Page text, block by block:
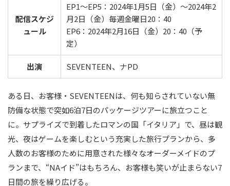
配信スケジ
ュール
EP1～EP5：2024年1月5日（金）～2024年2
月2日（金）毎週金曜日20：40
EP6：2024年2月16日（金）20：40（予
定）
出演 SEVENTEEN、ナPD
ある日、お客様・SEVENTEENは、何も知らされていない無
防備な状態で突如6泊7日のパッケージツアーに旅立つこと
に。サプライズで到着したロマンの国「イタリア」で、昼は観
光、夜はゲームを楽しむという充実した旅行プランから、多
人数のお客様のために用意された様々なオーダーメイドのプ
ランまで、“NAイド”はもちろん、お客様も笑いが止まらない7
日間の旅を繰り広げる。